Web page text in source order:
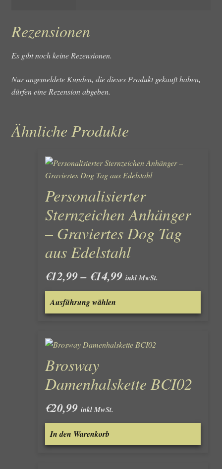
Rezensionen
Es gibt noch keine Rezensionen.
Nur angemeldete Kunden, die dieses Produkt gekauft haben,
dürfen eine Rezension abgeben.
Ähnliche Produkte
Personalisierter
Sternzeichen Anhänger
– Graviertes Dog Tag
aus Edelstahl
€12,99– €14,99Preisspanne:
€12,99
€14,99
inkl MwSt.
Ausführung wählen
Dieses
weist
Brosway
Damenhalskette BCI02
€20,99 inkl MwSt.
In den Warenkorb